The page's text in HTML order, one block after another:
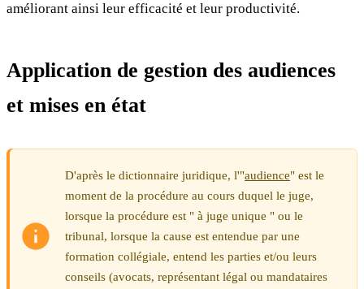
améliorant ainsi leur efficacité et leur productivité.
Application de gestion des audiences
et mises en état
D'après le dictionnaire juridique, l'"audience" est le
moment de la procédure au cours duquel le juge,
lorsque la procédure est " à juge unique " ou le
tribunal, lorsque la cause est entendue par une
formation collégiale, entend les parties et/ou leurs
conseils (avocats, représentant légal ou mandataires